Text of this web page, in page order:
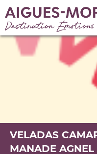
VELADAS
MANADE AGNEL